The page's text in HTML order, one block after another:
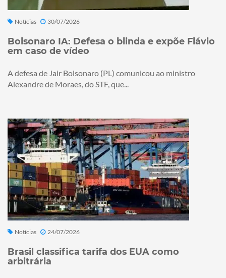
Notícias 30/07/2026
Bolsonaro IA: Defesa o blinda e expõe Flávio
em caso de vídeo
A defesa de Jair Bolsonaro (PL) comunicou ao ministro
Alexandre de Moraes, do STF, que...
Notícias 24/07/2026
Brasil classifica tarifa dos EUA como
arbitrária